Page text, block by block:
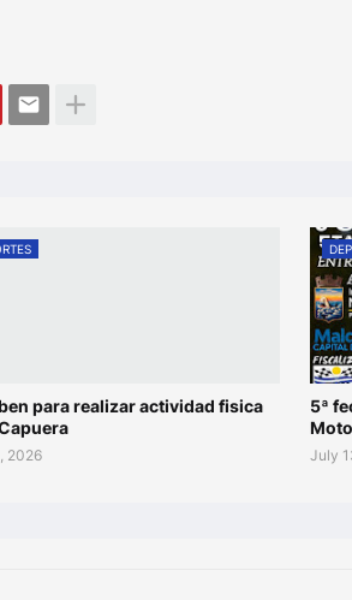
para realizar actividad fisica
2026
5ª
July